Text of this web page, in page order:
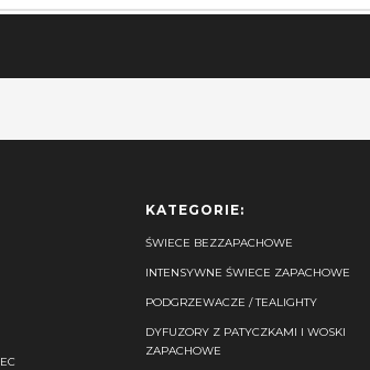
KATEGORIE:
ŚWIECE BEZZAPACHOWE
INTENSYWNE ŚWIECE ZAPACHOWE
PODGRZEWACZE / TEALIGHTY
DYFUZORY Z PATYCZKAMI I WOSKI
ZAPACHOWE